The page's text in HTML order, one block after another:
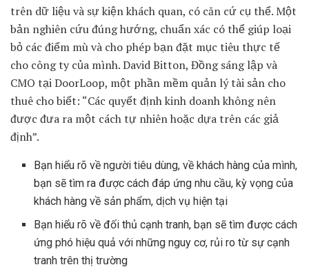
trên dữ liệu và sự kiện khách quan, có căn cứ cụ thể. Một
bản nghiên cứu đúng hướng, chuẩn xác có thể giúp loại
bỏ các điểm mù và cho phép bạn đặt mục tiêu thực tế
cho công ty của mình.David Bitton, Đồng sáng lập và
CMO tại DoorLoop, một phần mềm quản lý tài sản cho
thuê cho biết: “Các quyết định kinh doanh không nên
được đưa ra một cách tự nhiên hoặc dựa trên các giả
định”.
Bạn hiểu rõ về người tiêu dùng, về khách hàng của mình,
bạn sẽ tìm ra được cách đáp ứng nhu cầu, kỳ vọng của
khách hàng về sản phẩm, dịch vụ hiện tại
Bạn hiểu rõ về đối thủ cạnh tranh, bạn sẽ tìm được cách
ứng phó hiệu quả với những nguy cơ, rủi ro từ sự cạnh
tranh trên thị trường